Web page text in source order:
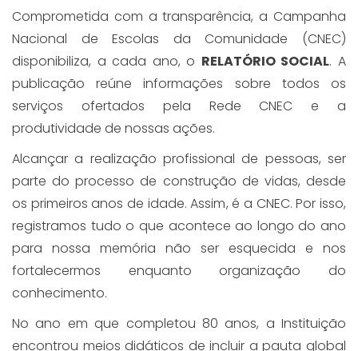
Comprometida com a transparência, a Campanha
Nacional de Escolas da Comunidade (CNEC)
disponibiliza, a cada ano, o RELATÓRIO SOCIAL. A
publicação reúne informações sobre todos os
serviços ofertados pela Rede CNEC e a
produtividade de nossas ações.
Alcançar a realização profissional de pessoas, ser
parte do processo de construção de vidas, desde
os primeiros anos de idade. Assim, é a CNEC. Por isso,
registramos tudo o que acontece ao longo do ano
para nossa memória não ser esquecida e nos
fortalecermos enquanto organização do
conhecimento.
No ano em que completou 80 anos, a Instituição
encontrou meios didáticos de incluir a pauta global